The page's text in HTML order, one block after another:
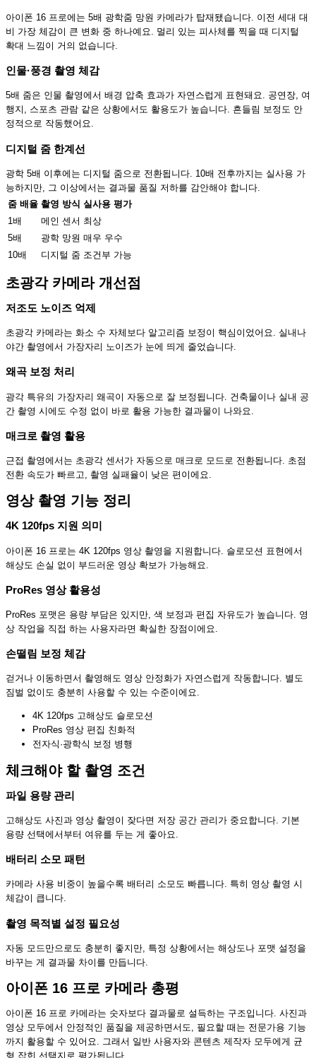
아이폰 16 프로에는 5배 광학줌 망원 카메라가 탑재됐습니다. 이전 세대 대
비 가장 체감이 큰 변화 중 하나예요. 멀리 있는 피사체를 찍을 때 디지털
확대 느낌이 거의 없습니다.
인물·풍경 촬영 체감
5배 줌은 인물 촬영에서 배경 압축 효과가 자연스럽게 표현돼요. 공연장, 여
행지, 스포츠 관람 같은 상황에서도 활용도가 높습니다. 흔들림 보정도 안
정적으로 작동했어요.
디지털 줌 한계선
광학 5배 이후에는 디지털 줌으로 전환됩니다. 10배 전후까지는 실사용 가
능하지만, 그 이상에서는 결과물 품질 저하를 감안해야 합니다.
줌 배율 촬영 방식 실사용 평가
1배
메인 센서 최상
5배
광학 망원 매우 우수
10배
디지털 줌 조건부 가능
초광각 카메라 개선점
저조도 노이즈 억제
초광각 카메라는 화소 수 자체보다 알고리즘 보정이 핵심이었어요. 실내나
야간 촬영에서 가장자리 노이즈가 눈에 띄게 줄었습니다.
왜곡 보정 처리
광각 특유의 가장자리 왜곡이 자동으로 잘 보정됩니다. 건축물이나 실내 공
간 촬영 시에도 수정 없이 바로 활용 가능한 결과물이 나와요.
매크로 촬영 활용
근접 촬영에서는 초광각 센서가 자동으로 매크로 모드로 전환됩니다. 초점
전환 속도가 빠르고, 촬영 실패율이 낮은 편이에요.
영상 촬영 기능 정리
4K 120fps 지원 의미
아이폰 16 프로는 4K 120fps 영상 촬영을 지원합니다. 슬로모션 표현에서
해상도 손실 없이 부드러운 영상 확보가 가능해요.
ProRes 영상 활용성
ProRes 포맷은 용량 부담은 있지만, 색 보정과 편집 자유도가 높습니다. 영
상 작업을 직접 하는 사용자라면 확실한 장점이에요.
손떨림 보정 체감
걷거나 이동하면서 촬영해도 영상 안정화가 자연스럽게 작동합니다. 별도
짐벌 없이도 충분히 사용할 수 있는 수준이에요.
4K 120fps 고해상도 슬로모션
ProRes 영상 편집 친화적
전자식·광학식 보정 병행
체크해야 할 촬영 조건
파일 용량 관리
고해상도 사진과 영상 촬영이 잦다면 저장 공간 관리가 중요합니다. 기본
용량 선택에서부터 여유를 두는 게 좋아요.
배터리 소모 패턴
카메라 사용 비중이 높을수록 배터리 소모도 빠릅니다. 특히 영상 촬영 시
체감이 큽니다.
촬영 목적별 설정 필요성
자동 모드만으로도 충분히 좋지만, 특정 상황에서는 해상도나 포맷 설정을
바꾸는 게 결과물 차이를 만듭니다.
아이폰 16 프로 카메라 총평
아이폰 16 프로 카메라는 숫자보다 결과물로 설득하는 구조입니다. 사진과
영상 모두에서 안정적인 품질을 제공하면서도, 필요할 때는 전문가용 기능
까지 활용할 수 있어요. 그래서 일반 사용자와 콘텐츠 제작자 모두에게 균
형 잡힌 선택지로 평가됩니다.